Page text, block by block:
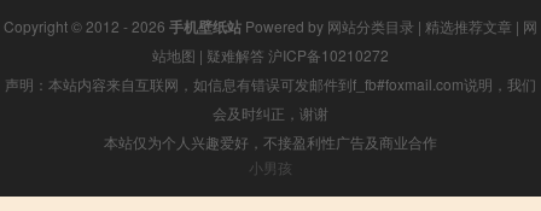
Copyright © 2012 - 2026 手机壁纸站 Powered by 网站分类目录 | 精选推荐文章 | 网
站地图 | 疑难解答 沪ICP备10210272
声明：本站内容来自互联网，如信息有错误可发邮件到f_fb#foxmail.com说明，我们
会及时纠正，谢谢
本站仅为个人兴趣爱好，不接盈利性广告及商业合作
小男孩